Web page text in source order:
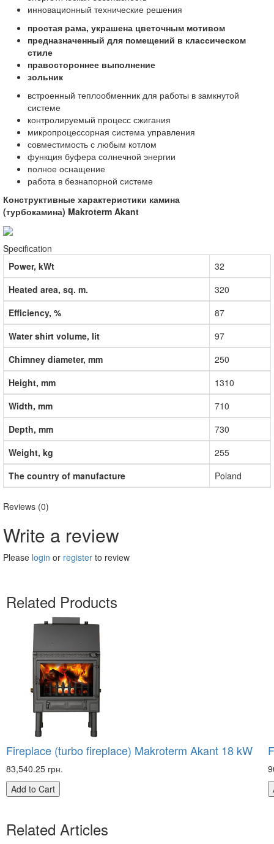
инновационный технические решения
простая рама, украшена цветочным мотивом
предназначенный для помещений в классическом
стиле
правостороннее выполнение
зольник
встроенный теплообменник для работы в замкнутой
системе
контролируемый процесс сжигания
микропроцессорная система управления
совместимость с любым котлом
функция буфера солнечной энергии
полное оснащение
работа в безнапорной системе
Конструктивные характеристики камина
(турбокамина) Makroterm Akant
Specification
Power, kWt
32
Heated area, sq. m.
320
Efficiency, %
87
Water shirt volume, lit
97
Chimney diameter, mm
250
Height, mm
1310
Width, mm
710
Depth, mm
730
Weight, kg
255
The country of manufacture
Poland
Reviews (0)
Write a review
Please login or register to review
Related Products
Fireplace (turbo fireplace) Makroterm Akant 18 kW
83,540.25 грн.
Add to Cart
Related Articles